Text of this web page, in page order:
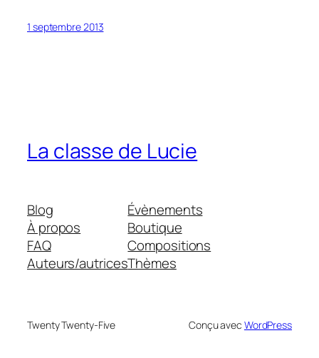
1 septembre 2013
La classe de Lucie
Blog
À propos
FAQ
Auteurs/autrices
Évènements
Boutique
Compositions
Thèmes
Twenty Twenty-Five Conçu avec WordPress